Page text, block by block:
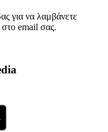
για να λαμβάνετε
στο email σας.